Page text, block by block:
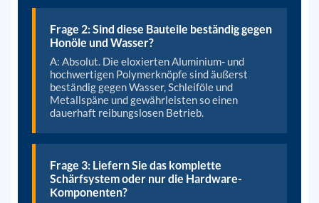
Frage 2: Sind diese Bauteile beständig gegen
Honöle und Wasser?
A: Absolut. Die eloxierten Aluminium- und
hochwertigen Polymerknöpfe sind äußerst
beständig gegen Wasser, Schleiföle und
Metallspäne und gewährleisten so einen
dauerhaft reibungslosen Betrieb.
Frage 3: Liefern Sie das komplette
Schärfsystem oder nur die Hardware-
Komponenten?